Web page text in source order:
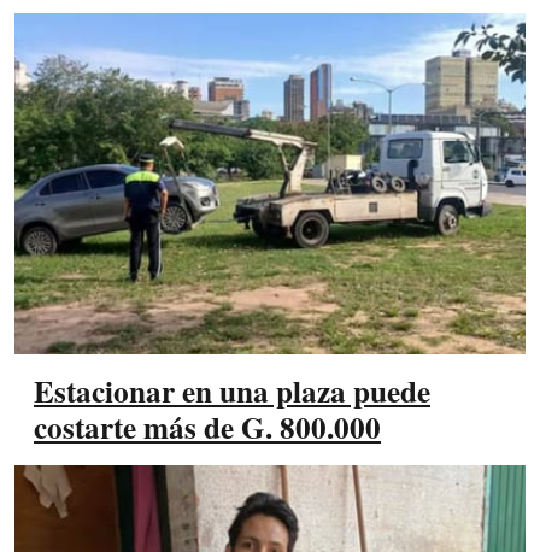
Estacionar en una plaza puede
costarte más de G. 800.000